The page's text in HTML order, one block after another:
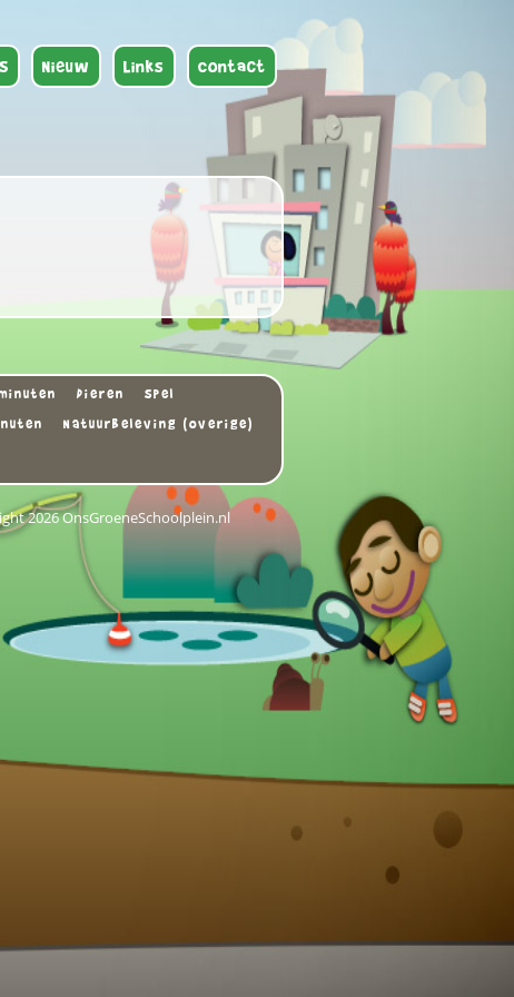
Nieuw Links Contact
Dieren
Spel
Natuurbeleving (overige)
2026 OnsGroeneSchoolplein.nl